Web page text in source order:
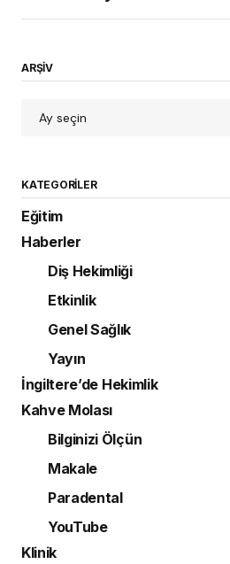
ARŞİV
KATEGORILER
Eğitim
Haberler
Diş Hekimliği
Etkinlik
Genel Sağlık
Yayın
İngiltere’de Hekimlik
Kahve Molası
Bilginizi Ölçün
Makale
Paradental
YouTube
Klinik